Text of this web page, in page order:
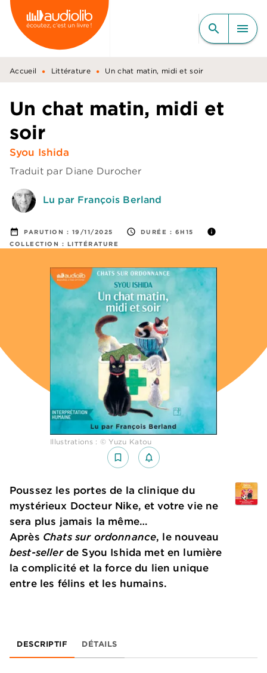
MENU RECHERCHE
CONTENU
PIED DE PAGE
search menu
Accueil • Littérature • Un chat matin, midi et soir
Un chat matin, midi et
soir
Syou Ishida
Traduit par Diane Durocher
Lu par François Berland
date_range PARUTION : 19/11/2025 access_time DURÉE : 6H15 info
COLLECTION : LITTÉRATURE
Illustrations : © Yuzu Katou
bookmark_border notifications_none_outlined
Poussez les portes de la clinique du
mystérieux Docteur Nike, et votre vie ne
sera plus jamais la même…
Après Chats sur ordonnance, le nouveau
best-sellerde Syou Ishida met en lumière
la complicité et la force du lien unique
entre les félins et les humains.
DESCRIPTIF DÉTAILS